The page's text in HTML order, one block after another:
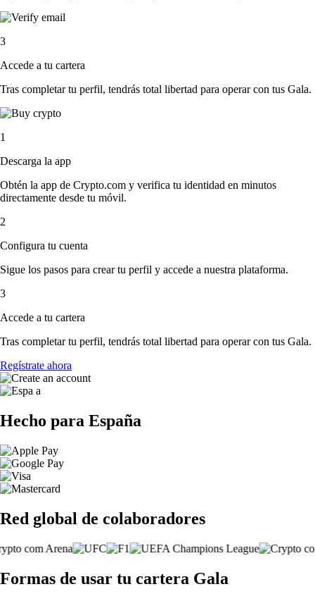
3
Accede a tu cartera
Tras completar tu perfil, tendrás total libertad para operar con tus Gala.
1
Descarga la app
Obtén la app de Crypto.com y verifica tu identidad en minutos
directamente desde tu móvil.
2
Configura tu cuenta
Sigue los pasos para crear tu perfil y accede a nuestra plataforma.
3
Accede a tu cartera
Tras completar tu perfil, tendrás total libertad para operar con tus Gala.
Regístrate ahora
Hecho para España
Red global de colaboradores
Formas de usar tu cartera Gala